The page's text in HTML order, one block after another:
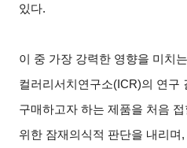
있다.
이 중 가장 강력한 영향을 미치
컬러리서치연구소(ICR)의 연구
구매하고자 하는 제품을 처음
위한 잠재의식적 판단을 내리